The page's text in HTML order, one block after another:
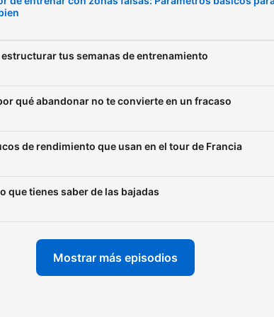
estructurar tus semanas de entrenamiento
qué abandonar no te convierte en un fracaso
de rendimiento que usan en el tour de Francia
que tienes saber de las bajadas
Mostrar más episodios